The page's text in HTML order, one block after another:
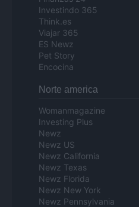
Investindo 365
Think.es
Viajar 365
ES Newz
Pet Story
Encocina
Norte america
Womanmagazine
Investing Plus
Newz
Newz US
Newz California
Newz Texas
Newz Florida
Newz New York
Newz Pennsylvania